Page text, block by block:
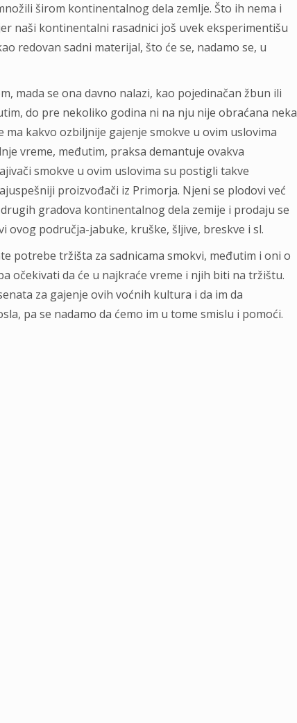
širom kontinentalnog dela zemlje. Što ih nema i
naši kontinentalni rasadnici još uvek eksperimentišu
redovan sadni materijal, što će se, nadamo se, u
mada se ona davno nalazi, kao pojedinačan žbun ili
do pre nekoliko godina ni na nju nije obraćana neka
kakvo ozbiljnije gajenje smokve u ovim uslovima
vreme, međutim, praksa demantuje ovakva
smokve u ovim uslovima su postigli takve
proizvođači iz Primorja. Njeni se plodovi već
gradova kontinentalnog dela zemije i prodaju se
područja-jabuke, kruške, šljive, breskve i sl.
potrebe tržišta za sadnicama smokvi, međutim i oni o
očekivati da će u najkraće vreme i njih biti na tržištu.
za gajenje ovih voćnih kultura i da im da
pa se nadamo da ćemo im u tome smislu i pomoći.